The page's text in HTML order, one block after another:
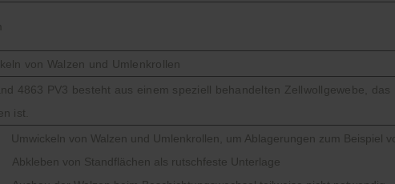
von Walzen und Umlenkrollen
4863 PV3 besteht aus einem speziell behandelten Zellwollgewebe,
ist.
Umwickeln von Walzen und Umlenkrollen, um Ablagerungen zum Beispiel
Abkleben von Standflächen als rutschfeste Unterlage